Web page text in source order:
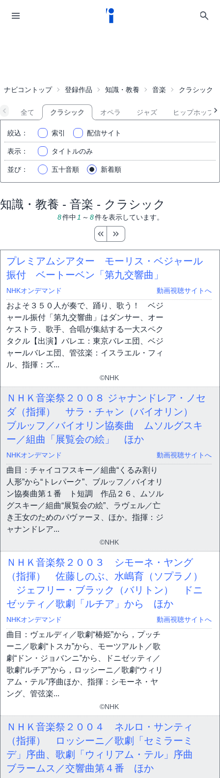
ナビコントップ 登録作品 知識・教養 音楽 クラシック
全て クラシック オペラ ジャズ ヒップホップ
絞込 ： 索引 配信サイト
表示 ： タイトルのみ
並び ： 五十音順 新着順
知識・教養 - 音楽 - クラシック
8件中 1 ～ 8件を表示しています。
プレミアムシアター モーリス・ベジャール
振付 ベートーベン「第九交響曲」
NHKオンデマンド 動画視聴サイトへ
およそ３５０人が奏で、踊り、歌う！ ベジ
ャール振付「第九交響曲」はダンサー、オー
ケストラ、歌手、合唱が集結する一大スペク
タクル【出演】バレエ：東京バレエ団、ベジ
ャールバレエ団、管弦楽：イスラエル・フィ
ル、指揮：ズ...
©NHK
ＮＨＫ音楽祭２００８ ジャナンドレア・ノセ
ダ（指揮） サラ・チャン（バイオリン）
ブルッフ／バイオリン協奏曲 ムソルグスキ
ー／組曲「展覧会の絵」 ほか
NHKオンデマンド 動画視聴サイトへ
曲目：チャイコフスキー／組曲“くるみ割り
人形”から“トレパーク”、ブルッフ／バイオリ
ン協奏曲第１番 ト短調 作品２６、ムソル
グスキー／組曲“展覧会の絵”、ラヴェル／亡
き王女のためのパヴァーヌ、ほか。指揮：ジ
ャナンドレア...
©NHK
ＮＨＫ音楽祭２００３ シモーネ・ヤング
（指揮） 佐藤しのぶ、水嶋育（ソプラノ）
ジェフリー・ブラック（バリトン） ドニ
ゼッティ／歌劇「ルチア」から ほか
NHKオンデマンド 動画視聴サイトへ
曲目：ヴェルディ／歌劇“椿姫”から，プッチ
ーニ／歌劇“トスカ”から、モーツアルト／歌
劇“ドン・ジョバンニ”から、ドニゼッティ／
歌劇“ルチア”から，ロッシーニ／歌劇“ウィリ
アム・テル”序曲ほか、指揮：シモーネ・ヤ
ング、管弦楽...
©NHK
ＮＨＫ音楽祭２００４ ネルロ・サンティ
（指揮） ロッシーニ／歌劇「セミラーミ
デ」序曲、歌劇「ウィリアム・テル」序曲
ブラームス／交響曲第４番 ほか